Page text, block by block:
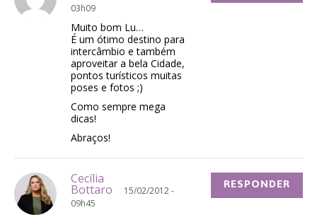
03h09
Muito bom Lu…
É um ótimo destino para
intercâmbio e também
aproveitar a bela Cidade,
pontos turísticos muitas
poses e fotos ;)
Como sempre mega
dicas!
Abraços!
Cecília
Bottaro
15/02/2012 -
09h45
RESPONDER